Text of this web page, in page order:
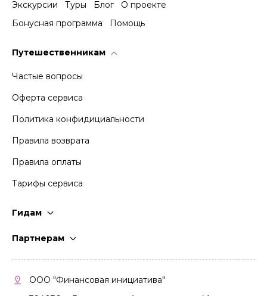
Экскурсии Туры Блог
О проекте
Бонусная программа
Помощь
Путешественникам
Частые вопросы
Оферта сервиса
Политика конфидициальности
Правила возврата
Правила оплаты
Тарифы сервиса
Гидам
Партнерам
Кабинет партнера
ООО "Финансовая инициатива"